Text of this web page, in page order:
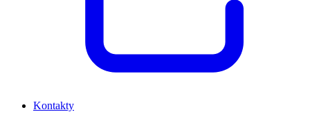
Kontakty